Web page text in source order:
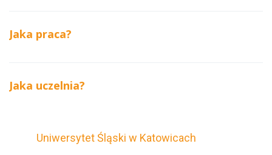
Jaka praca?
Jaka uczelnia?
Uniwersytet Śląski w Katowicach